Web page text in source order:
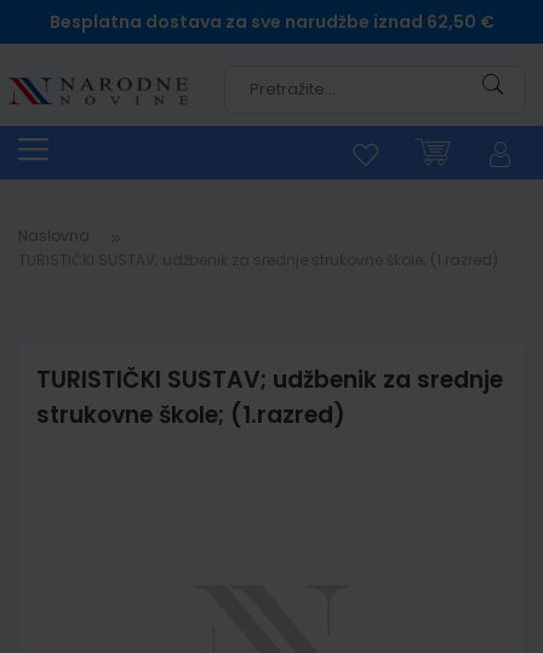
Besplatna dostava za sve narudžbe iznad 62,50 €
Naslovna
TURISTIČKI SUSTAV; udžbenik za srednje
strukovne škole; (1.razred)